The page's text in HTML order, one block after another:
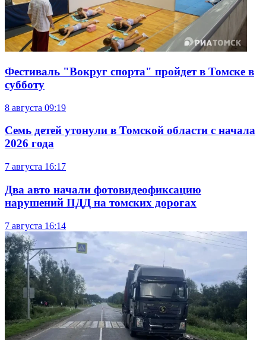
Фестиваль "Вокруг спорта" пройдет в Томске в
субботу
8 августа 09:19
Семь детей утонули в Томской области с начала
2026 года
7 августа 16:17
Два авто начали фотовидеофиксацию
нарушений ПДД на томских дорогах
7 августа 16:14